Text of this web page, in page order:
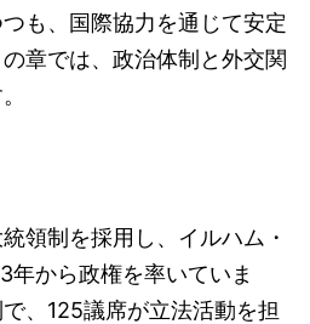
も、国際協力を通じて安定
章では、政治体制と外交関
領制を採用し、イルハム・
から政権を率いていま
、125議席が立法活動を担